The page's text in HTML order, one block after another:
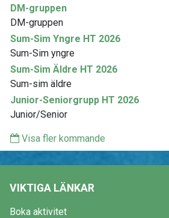
DM-gruppen
DM-gruppen
Sum-Sim Yngre HT 2026
Sum-Sim yngre
Sum-Sim Äldre HT 2026
Sum-sim äldre
Junior-Seniorgrupp HT 2026
Junior/Senior
Visa fler kommande
VIKTIGA LÄNKAR
Boka aktivitet